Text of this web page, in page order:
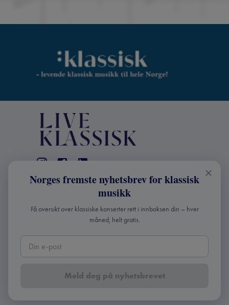
KONTAKT
Live Klassisk: +47 98670803
info@liveklassisk.no
Live Klassisk
Org nr: 932392364
Copyright ©2026Live Klassisk •Personvern og
Norges fremste nyhetsbrev for klassisk
musikk
Få oversikt over klassiske konserter rett i innboksen din – hver
måned, helt gratis.
Meld deg på nyhetsbrevet